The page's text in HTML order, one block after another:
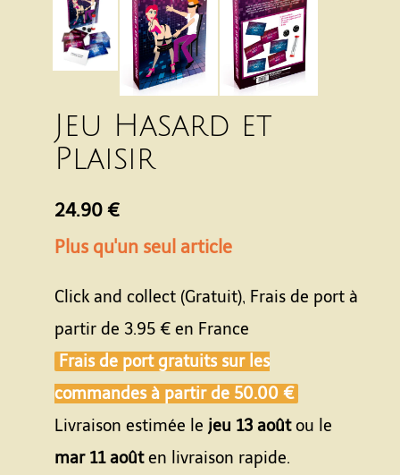
Jeu Hasard et
Plaisir
24.90 €
Plus qu'un seul article
Click and collect (Gratuit), Frais de port à
partir de 3.95 € en France
Frais de port gratuits sur les
commandes à partir de 50.00 €
Livraison estimée le jeu 13 aoûtou le
mar 11 aoûten livraison rapide.